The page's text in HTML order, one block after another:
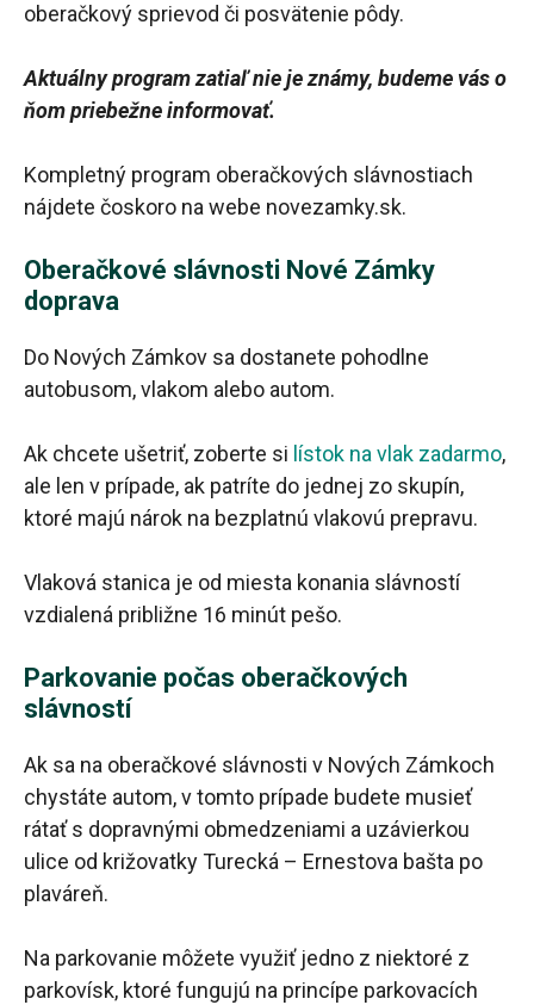
oberačkový sprievod či posvätenie pôdy.
Aktuálny program zatiaľ nie je známy, budeme vás o
ňom priebežne informovať.
Kompletný program oberačkových slávnostiach
nájdete čoskoro na webe novezamky.sk.
Oberačkové slávnosti Nové Zámky
doprava
Do Nových Zámkov sa dostanete pohodlne
autobusom, vlakom alebo autom.
Ak chcete ušetriť, zoberte si lístok na vlak zadarmo,
ale len v prípade, ak patríte do jednej zo skupín,
ktoré majú nárok na bezplatnú vlakovú prepravu.
Vlaková stanica je od miesta konania slávností
vzdialená približne 16 minút pešo.
Parkovanie počas oberačkových
slávností
Ak sa na oberačkové slávnosti v Nových Zámkoch
chystáte autom, v tomto prípade budete musieť
rátať s dopravnými obmedzeniami a uzávierkou
ulice od križovatky Turecká – Ernestova bašta po
plaváreň.
Na parkovanie môžete využiť jedno z niektoré z
parkovísk, ktoré fungujú na princípe parkovacích